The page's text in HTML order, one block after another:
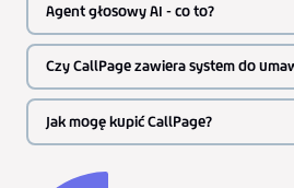
Agent głosowy AI - co to?
Czy CallPage zawiera system do
Jak mogę kupić CallPage?